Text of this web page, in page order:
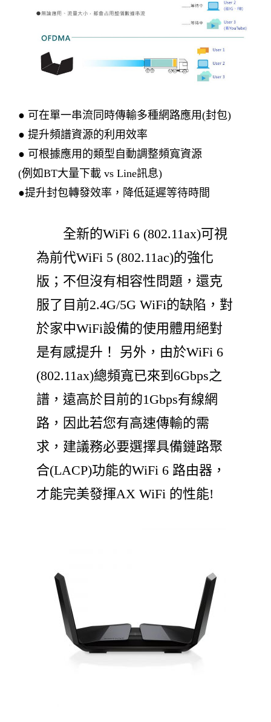
● 可在單一串流同時傳輸多種網路應用(封包)
● 提升頻譜資源的利用效率
● 可根據應用的類型自動調整頻寬資源
(例如BT大量下載 vs Line訊息)
●提升封包轉發效率，降低延遲等待時間
全新的WiFi 6 (802.11ax)可視
為前代WiFi 5 (802.11ac)的強化
版；不但沒有相容性問題，還克
服了目前2.4G/5G WiFi的缺陷，對
於家中WiFi設備的使用體用絕對
是有感提升！ 另外，由於WiFi 6
(802.11ax)總頻寬已來到6Gbps之
譜，遠高於目前的1Gbps有線網
路，因此若您有高速傳輸的需
求，建議務必要選擇具備鏈路聚
合(LACP)功能的WiFi 6 路由器，
才能完美發揮AX WiFi 的性能!